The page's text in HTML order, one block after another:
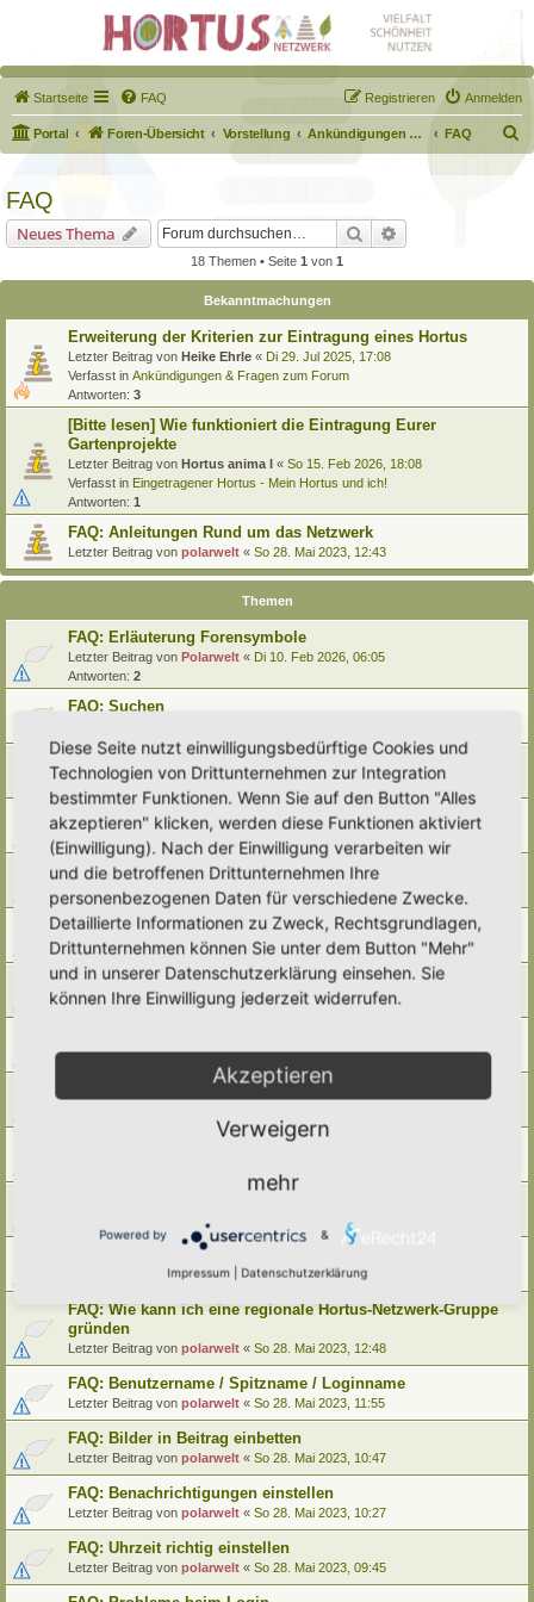
Startseite FAQ Anmelden
Registrieren
Portal Foren-Übersicht Vorstellung Ankündigungen & Fragen zum Forum FAQ
u
FAQ
Neues Thema Suche
18 Themen • Seite 1 von 1
Bekanntmachungen
Erweiterung der Kriterien zur Eintragung eines Hortus
Letzter Beitrag von Heike Ehrle « Di 29. Jul 2025, 17:08
Verfasst in Ankündigungen & Fragen zum Forum
Antworten: 3
[Bitte lesen] Wie funktioniert die Eintragung Eurer
Gartenprojekte
Letzter Beitrag von Hortus anima l « So 15. Feb 2026, 18:08
Verfasst in Eingetragener Hortus - Mein Hortus und ich!
Antworten: 1
FAQ: Anleitungen Rund um das Netzwerk
Letzter Beitrag von polarwelt « So 28. Mai 2023, 12:43
Themen
FAQ: Erläuterung Forensymbole
Letzter Beitrag von Polarwelt « Di 10. Feb 2026, 06:05
Antworten: 2
FAQ: Suchen
FAQ: Entwürfe wiederfinden
Letzter Beitrag von Polarwelt «So 25. Feb 2024, 17:57
FAQ: Direkt zu einem Beitrag springen
Letzter Beitrag von Polarwelt
FAQ: Zum letzten Beitrag springen
Letzter Beitrag von Polarwelt« Mi 21. Jun 2023, 12:36
FAQ: Urheberrecht
Letzter Beitrag vonPolarwelt«Mo 5. Jun 2023, 10:38
FAQ: Karte nach Regionen / Anzeige filtern
Letzter Beitrag vonpolarwelt «Do 1. Jun 2023, 11:05
Letzter Beitrag vonpolarwelt«Do 1. Jun 2023, 10:16
FAQ: Wie kann ich meinen alten Hortus umziehen
FAQ: Wie kann ich meine alte Lebensinsel umziehen
Mo 29. Mai 2023, 10:33
FAQ: Profil ändern / Hortus-Namen hinterlegen
Letzter Beitrag vonpolarwelt «Mo 29. Mai 2023, 08:03
FAQ: Wie kann ich eine regionale Hortus-Netzwerk-Gruppe
gründen
Letzter Beitrag von polarwelt « So 28. Mai 2023, 12:48
FAQ: Benutzername / Spitzname / Loginname
Letzter Beitrag von polarwelt « So 28. Mai 2023, 11:55
FAQ: Bilder in Beitrag einbetten
Letzter Beitrag von polarwelt « So 28. Mai 2023, 10:47
FAQ: Benachrichtigungen einstellen
Letzter Beitrag von polarwelt « So 28. Mai 2023, 10:27
FAQ: Uhrzeit richtig einstellen
Letzter Beitrag von polarwelt « So 28. Mai 2023, 09:45
Diese Seite nutzt einwilligungsbedürftige Cookies und
Technologien von Drittunternehmen zur Integration
bestimmter Funktionen. Wenn Sie auf den Button "Alles
akzeptieren" klicken, werden diese Funktionen aktiviert
(Einwilligung). Nach der Einwilligung verarbeiten wir
und die betroffenen Drittunternehmen Ihre
personenbezogenen Daten für verschiedene Zwecke.
Detaillierte Informationen zu Zweck, Rechtsgrundlagen,
Drittunternehmen können Sie unter dem Button "Mehr"
und in unserer Datenschutzerklärung einsehen. Sie
können Ihre Einwilligung jederzeit widerrufen.
Akzeptieren
Verweigern
mehr
Powered by &
Impressum Datenschutzerklärung